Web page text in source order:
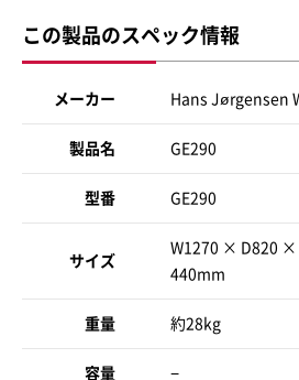
この製品のスペック情報
メーカー Hans Jørgensen
製品名 GE290
型番 GE290
サイズ
W1270 × D820 ×
440mm
重量 約28kg
容量 −